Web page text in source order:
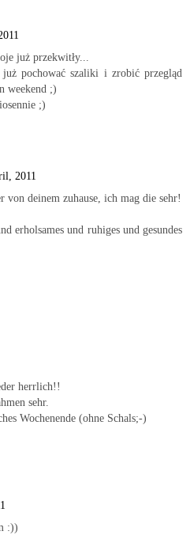
już przekwitły...
pochować szaliki i zrobić przegląd
weekend ;)
;)
2011
von deinem zuhause, ich mag die sehr!
erholsames und ruhiges und gesundes
herrlich!!
sehr.
Wochenende (ohne Schals;-)
:))